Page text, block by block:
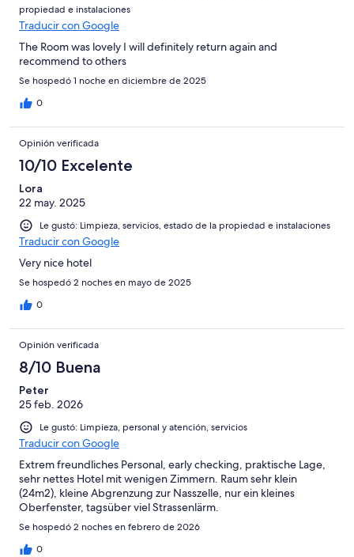
propiedad e instalaciones
Traducir con Google
The Room was lovely I will definitely return again and
recommend to others
Se hospedó 1 noche en diciembre de 2025
0
Opinión verificada
10/10 Excelente
Lora
22 may. 2025
Le gustó: Limpieza, servicios, estado de la propiedad e instalaciones
Traducir con Google
Very nice hotel
Se hospedó 2 noches en mayo de 2025
0
Opinión verificada
8/10 Buena
Peter
25 feb. 2026
Le gustó: Limpieza, personal y atención, servicios
Traducir con Google
Extrem freundliches Personal, early checking, praktische Lage,
sehr nettes Hotel mit wenigen Zimmern. Raum sehr klein
(24m2), kleine Abgrenzung zur Nasszelle, nur ein kleines
Oberfenster, tagsüber viel Strassenlärm.
Se hospedó 2 noches en febrero de 2026
0